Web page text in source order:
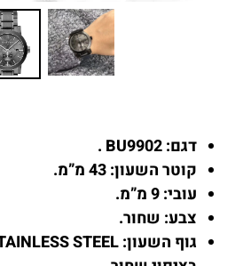
דגם: BU9902 .
קוטר השעון: 43 מ”מ.
עובי: 9 מ”מ.
צבע: שחור.